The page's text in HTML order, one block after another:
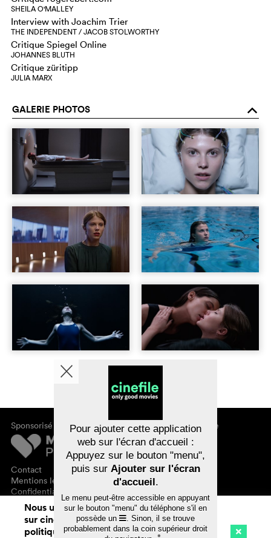
SHEILA O'MALLEY
Interview with Joachim Trier
THE INDEPENDENT / JACOB STOLWORTHY
Critique Spiegel Online
JOHANNES BLUTH
Critique züritipp
JULIA MARX
GALERIE PHOTOS o
Sponsorisé par
Contact
Mentions légales
Confidentialité des données
À propos de cinefile
S'inscrire/s'abonner
Newsletter
FAQ
Bons-cadeaux
Nous utilisons des cookies. En naviguant
sur cinefile.ch, vous acceptez notre
politique d'utilisation des cookies. Pour
Pour ajouter cette application
web sur l'écran d'accueil :
Appuyez sur le bouton "menu",
puis sur Ajouter sur l'écran
d'accueil.
Le menu peut-être accessible en appuyant
sur le bouton "menu" du téléphone s'il en
possède un
. Sinon, il se trouve
probablement dans la coin supérieur droit